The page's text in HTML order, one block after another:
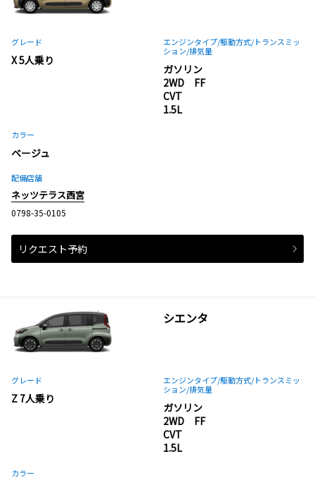
グレード
X 5人乗り
エンジンタイプ/駆動方式/トランスミッ
ション/排気量
ガソリン
2WD FF
CVT
1.5L
カラー
ベージュ
配備店舗
ネッツテラス西宮
0798-35-0105
リクエスト予約
シエンタ
グレード
Z 7人乗り
エンジンタイプ/駆動方式/トランスミッ
ション/排気量
ガソリン
2WD FF
CVT
1.5L
カラー